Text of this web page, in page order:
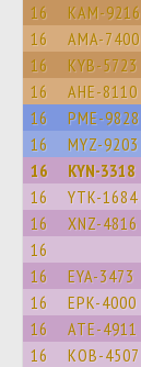
16 KAM-9216
16 AMA-7400
16 KYB-5723
16 AHE-8110
16 PME-9828
16 MYZ-9203
16 KYN-3318
16 YTK-1684
16 XNZ-4816
16
16 EYA-3473
16 EPK-4000
16 ATE-4911
16 KOB-4507